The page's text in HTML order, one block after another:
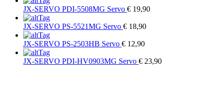
JX-SERVO PDI-5508MG Servo € 19,90
JX-SERVO PS-5521MG Servo € 18,90
JX-SERVO PS-2503HB Servo € 12,90
JX-SERVO PDI-HV0903MG Servo € 23,90